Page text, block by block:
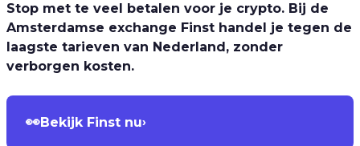
Stop met te veel betalen voor je crypto. Bij de
Amsterdamse exchange Finst handel je tegen de
laagste tarieven van Nederland, zonder
verborgen kosten.
👀Bekijk Finst nu›